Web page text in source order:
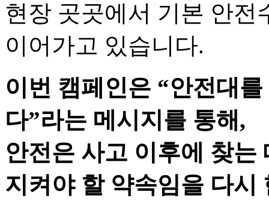
현장 곳곳에서 기본 안전
이어가고 있습니다.
이번 캠페인은 “안전대
다”라는 메시지를 통해,
안전은 사고 이후에 찾는
지켜야 할 약속임을 다시